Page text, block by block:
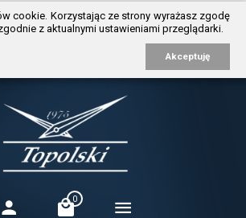
3
cookie. Korzystając ze strony wyrażasz zgodę
z aktualnymi ustawieniami przeglądarki.
Akceptuję
0